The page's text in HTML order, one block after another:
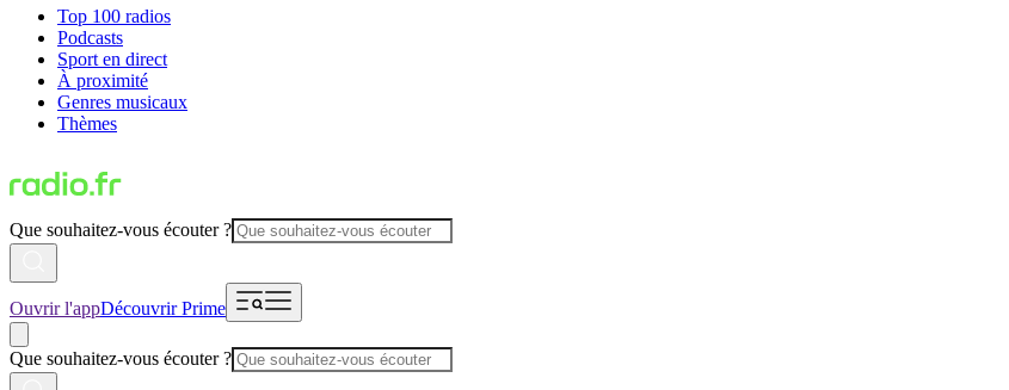
Top 100 radios
Podcasts
Sport en direct
À proximité
Genres musicaux
Thèmes
Que souhaitez-vous écouter ?
Ouvrir l'appDécouvrir Prime
Que souhaitez-vous écouter ?